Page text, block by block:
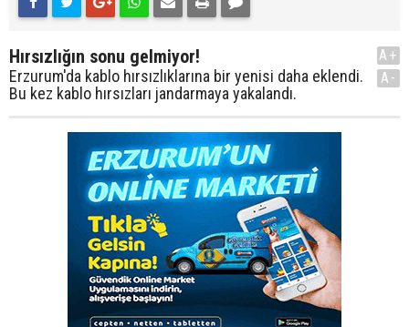
Hırsızlığın sonu gelmiyor!
Erzurum'da kablo hırsızlıklarına bir yenisi daha eklendi.
Bu kez kablo hırsızları jandarmaya yakalandı.
A+
A-